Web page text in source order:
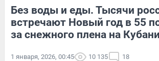
Без воды и еды. Тысячи
встречают Новый год в 55
за снежного плена на Кубани
1 января, 2026, 00:45 10 135 18